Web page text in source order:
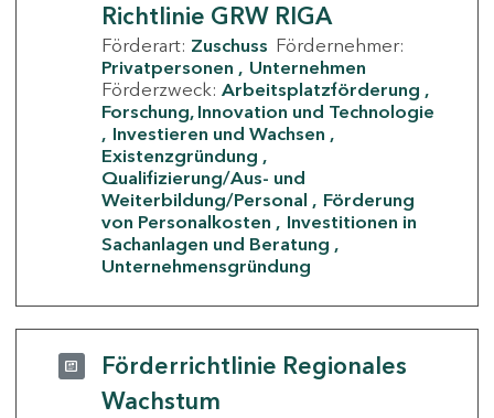
Richtlinie GRW RIGA
Förderart: Zuschuss Fördernehmer:
Privatpersonen
Unternehmen
Förderzweck: Arbeitsplatzförderung
Forschung, Innovation und Technologie
Investieren und Wachsen
Existenzgründung
Qualifizierung/Aus- und
Weiterbildung/Personal
Förderung
von Personalkosten
Investitionen in
Sachanlagen und Beratung
Unternehmensgründung
Förderrichtlinie Regionales
Wachstum